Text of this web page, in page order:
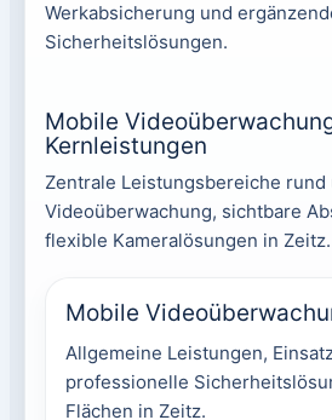
Werkabsicherung und
Sicherheitslösungen.
Mobile
Kernleistungen
Zentrale Leistungsbereiche rund
Videoüberwachung, sichtbare
flexible Kameralösungen in Zeitz.
Mobile
Allgemeine Leistungen,
professionelle
Flächen in Zeitz.